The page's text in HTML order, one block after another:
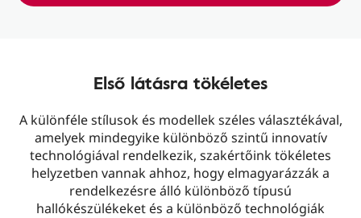
Első látásra tökéletes
A különféle stílusok és modellek széles választékával,
amelyek mindegyike különböző szintű innovatív
technológiával rendelkezik, szakértőink tökéletes
helyzetben vannak ahhoz, hogy elmagyarázzák a
rendelkezésre álló különböző típusú
hallókészülékeket és a különböző technológiák